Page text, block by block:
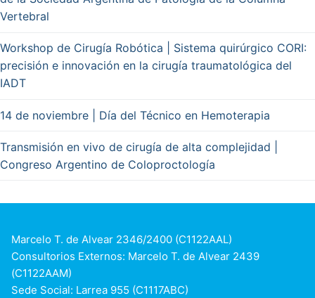
Vertebral
Workshop de Cirugía Robótica | Sistema quirúrgico CORI:
precisión e innovación en la cirugía traumatológica del
IADT
14 de noviembre | Día del Técnico en Hemoterapia
Transmisión en vivo de cirugía de alta complejidad |
Congreso Argentino de Coloproctología
Marcelo T. de Alvear 2346/2400 (C1122AAL)
Consultorios Externos: Marcelo T. de Alvear 2439
(C1122AAM)
Sede Social: Larrea 955 (C1117ABC)